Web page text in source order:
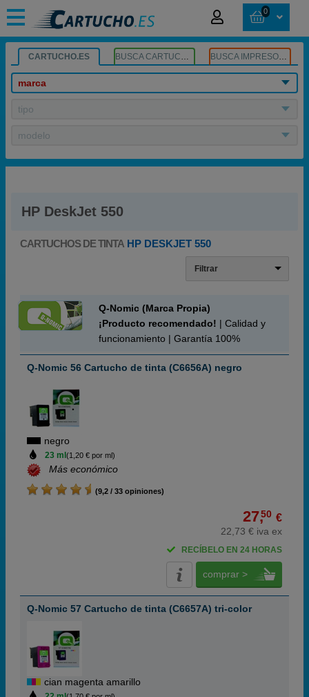
0
CARTUCHO.ES BUSCA CARTUCHOS BUSCA IMPRESORA
marca
tipo
modelo
HP DeskJet 550
CARTUCHOS DE TINTA HP DESKJET 550
Filtrar
Q-Nomic (Marca Propia)
¡Producto recomendado! | Calidad y
funcionamiento | Garantía 100%
Q-Nomic 56 Cartucho de tinta (C6656A) negro
negro
23 ml (1,20 € por ml)
Más económico
(9,2 / 33 opiniones)
27,50 €
22,73 € iva ex
RECÍBELO EN 24 HORAS
comprar >
Q-Nomic 57 Cartucho de tinta (C6657A) tri-color
cian magenta amarillo